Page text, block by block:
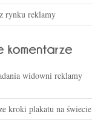
rynku reklamy
widowni reklamy
kroki plakatu na świecie